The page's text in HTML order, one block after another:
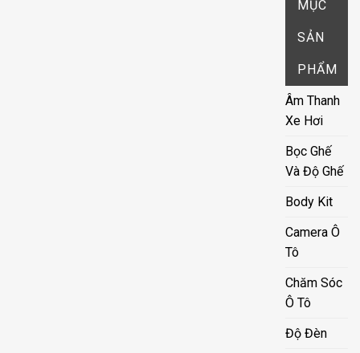
MỤC
SẢN
PHẨM
Âm Thanh
Xe Hơi
Bọc Ghế
Và Độ Ghế
Body Kit
Camera Ô
Tô
Chăm Sóc
Ô Tô
Độ Đèn